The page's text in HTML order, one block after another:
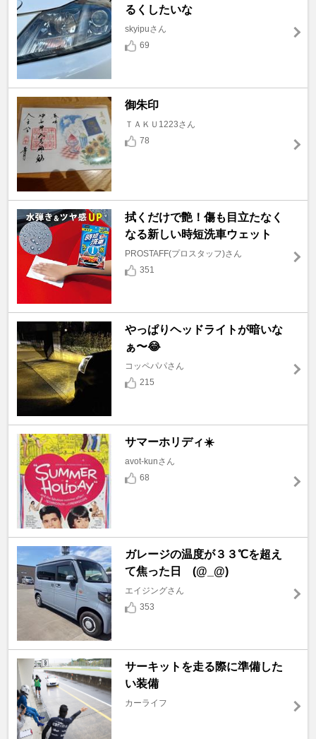
るくしたいな
skyipuさん
69
御朱印
ＴＡＫＵ1223さん
78
拭くだけで艶！傷も目立たなく
なる新しい時短洗車ウェット
PROSTAFF(プロスタッフ)さん
351
やっぱりヘッドライトが暗いな
ぁ〜😂
コッペパパさん
215
サマーホリディ☀️
avot-kunさん
68
ガレージの温度が３３℃を超え
て焦った日 (@_@)
エイジングさん
353
サーキットを走る際に準備した
い装備
カーライフ